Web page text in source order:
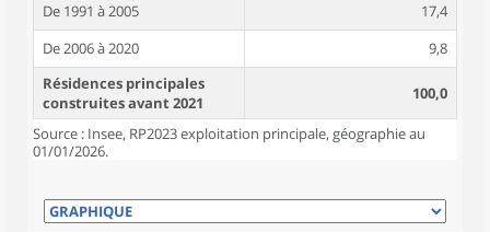
De 1991 à 2005
17,4
De 2006 à 2020
9,8
Résidences principales
construites avant 2021
100,0
Source : Insee, RP2023 exploitation principale, géographie au
01/01/2026.